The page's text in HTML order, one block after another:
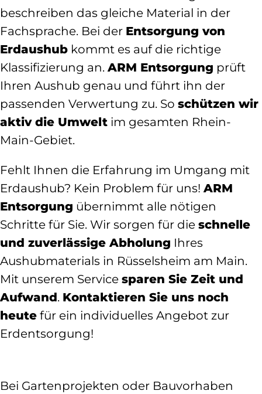
beschreiben das gleiche Material in der
Fachsprache. Bei der Entsorgung von
Erdaushub kommt es auf die richtige
Klassifizierung an. ARM Entsorgung prüft
Ihren Aushub genau und führt ihn der
passenden Verwertung zu. So schützen wir
aktiv die Umwelt im gesamten Rhein-
Main-Gebiet.
Fehlt Ihnen die Erfahrung im Umgang mit
Erdaushub? Kein Problem für uns! ARM
Entsorgung übernimmt alle nötigen
Schritte für Sie. Wir sorgen für die schnelle
und zuverlässige Abholung Ihres
Aushubmaterials in Rüsselsheim am Main.
Mit unserem Service sparen Sie Zeit und
Aufwand. Kontaktieren Sie uns noch
heute für ein individuelles Angebot zur
Erdentsorgung!
Bei Gartenprojekten oder Bauvorhaben